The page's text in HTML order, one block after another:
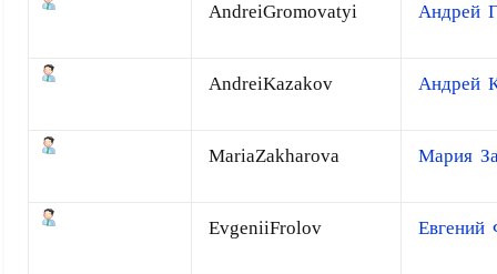
AndreiGromovatyi Андрей
AndreiKazakov Андрей
MariaZakharova Мария
EvgeniiFrolov Евгений